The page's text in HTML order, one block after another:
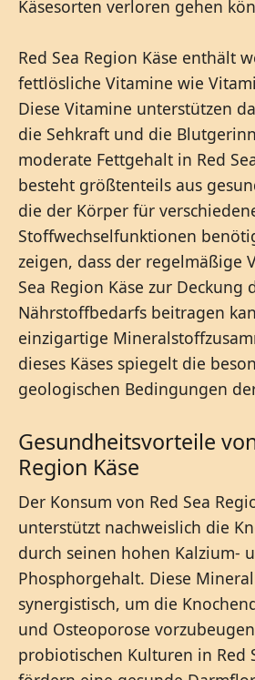
Käsesorten verloren gehen
Red Sea Region Käse enthält
fettlösliche Vitamine wie
Diese Vitamine unterstützen
die Sehkraft und die
moderate Fettgehalt in Red
besteht größtenteils aus
die der Körper für
Stoffwechselfunktionen
zeigen, dass der regelmäßige
Sea Region Käse zur Deckung
Nährstoffbedarfs beitragen
einzigartige
dieses Käses spiegelt die
geologischen Bedingungen
Gesundheitsvorteile
Region Käse
Der Konsum von Red Sea
unterstützt nachweislich die
durch seinen hohen Kalzium-
Phosphorgehalt. Diese
synergistisch, um die
und Osteoporose
probiotischen Kulturen in Red